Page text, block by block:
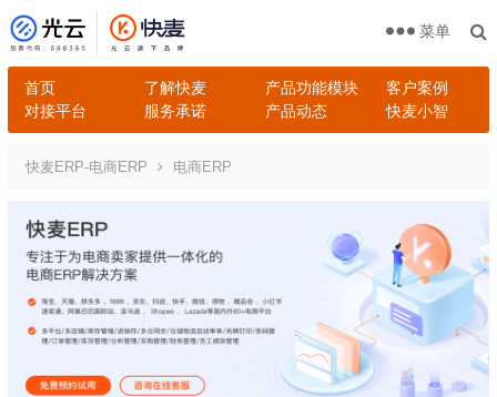
首页 了解快麦 产品功能模块
客户案例
对接平台
服务承诺 产品动态 快麦小智
菜单
快麦ERP-电商ERP 电商ERP